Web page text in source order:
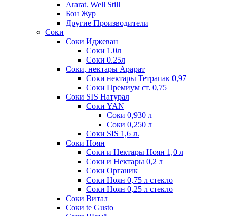
Ararat. Well Still
Бон Жур
Другие Производители
Соки
Соки Иджеван
Соки 1.0л
Соки 0.25л
Соки, нектары Арарат
Соки нектары Тетрапак 0,97
Соки Премиум ст. 0,75
Соки SIS Натурал
Соки YAN
Соки 0,930 л
Соки 0,250 л
Соки SIS 1,6 л.
Соки Ноян
Соки и Нектары Ноян 1,0 л
Соки и Нектары 0,2 л
Соки Органик
Соки Ноян 0,75 л стекло
Соки Ноян 0,25 л стекло
Соки Витал
Соки te Gusto